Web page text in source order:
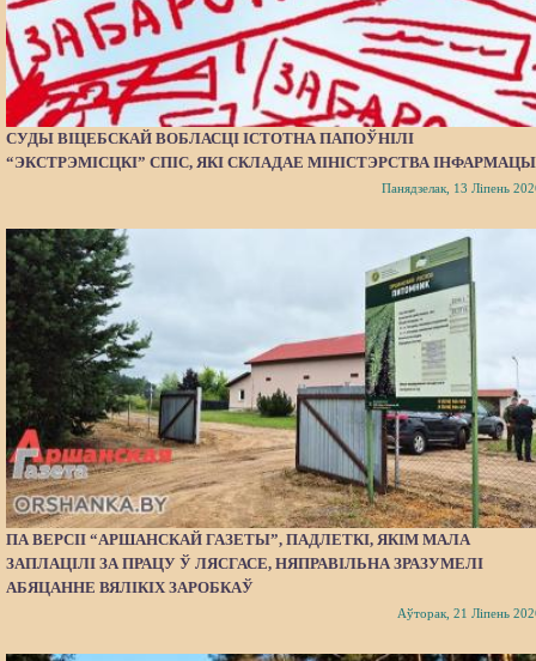
СУДЫ ВІЦЕБСКАЙ ВОБЛАСЦІ ІСТОТНА ПАПОЎНІЛІ
“ЭКСТРЭМІСЦКІ” СПІС, ЯКІ СКЛАДАЕ МІНІСТЭРСТВА
Панядзелак, 13 Ліпень
ПА ВЕРСІІ “АРШАНСКАЙ ГАЗЕТЫ”, ПАДЛЕТКІ, ЯКІМ МАЛА
ЗАПЛАЦІЛІ ЗА ПРАЦУ Ў ЛЯСГАСЕ, НЯПРАВІЛЬНА ЗРАЗУМЕЛІ
АБЯЦАННЕ ВЯЛІКІХ ЗАРОБКАЎ
Аўторак, 21 Ліпень